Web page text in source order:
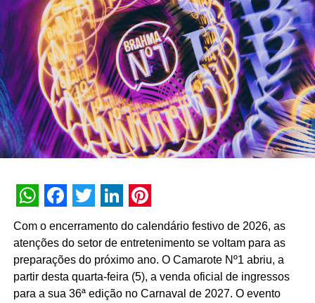
milhões de interações, alcançando uma taxa de retenção
interna de 90% e índice de resolutividade de 87% nos
atendimentos.
Além da b.ia, o Meu Bradesco engloba ferramentas como
o E-agro — plataforma digital direcionada a produtores
rurais — e sistemas de recomendação de investimentos
suportados porGenAI(Inteligência Artificial Generativa),
que fornecem assessoria financeira automatizada e
A estratégia de divulgação da campanha engloba
peças deOut of Home(OOH) e ações com
influenciadores digitais, reforçando o posicionamento do
banco na transformação digital do setor financeiro.
WhatsApp
Facebook
Twitter
LinkedIn
Pinterest
Com o encerramento do calendário festivo de 2026, as
atenções do setor de entretenimento se voltam para as
preparações do próximo ano. O Camarote Nº1 abriu, a
partir desta quarta-feira (5), a venda oficial de ingressos
para a sua 36ª edição no Carnaval de 2027. O evento